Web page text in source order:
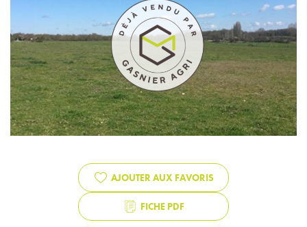
AJOUTER AUX FAVORIS
FICHE PDF